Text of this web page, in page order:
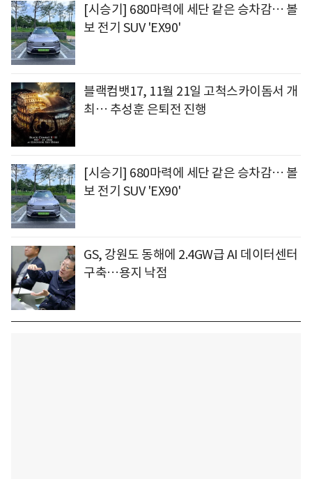
[시승기] 680마력에 세단 같은 승차감… 볼
보 전기 SUV 'EX90'
블랙컴뱃17, 11월 21일 고척스카이돔서 개
최… 추성훈 은퇴전 진행
[시승기] 680마력에 세단 같은 승차감… 볼
보 전기 SUV 'EX90'
GS, 강원도 동해에 2.4GW급 AI 데이터센터
구축…용지 낙점